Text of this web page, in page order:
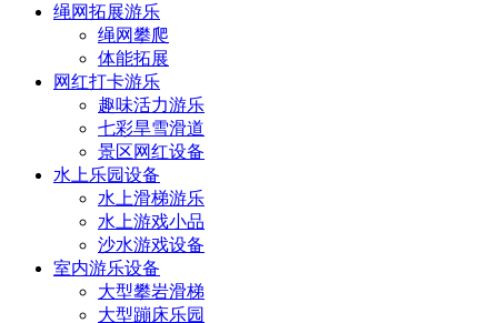
绳网拓展游乐
绳网攀爬
体能拓展
网红打卡游乐
趣味活力游乐
七彩旱雪滑道
景区网红设备
水上乐园设备
水上滑梯游乐
水上游戏小品
沙水游戏设备
室内游乐设备
大型攀岩滑梯
大型蹦床乐园